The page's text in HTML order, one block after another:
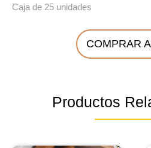
Caja de 25 unidades
COMPRAR
Productos